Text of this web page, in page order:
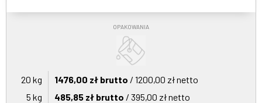
OPAKOWANIA
20 kg 1476,00 zł brutto / 1200,00 zł netto
5 kg
485,85 zł brutto / 395,00 zł netto